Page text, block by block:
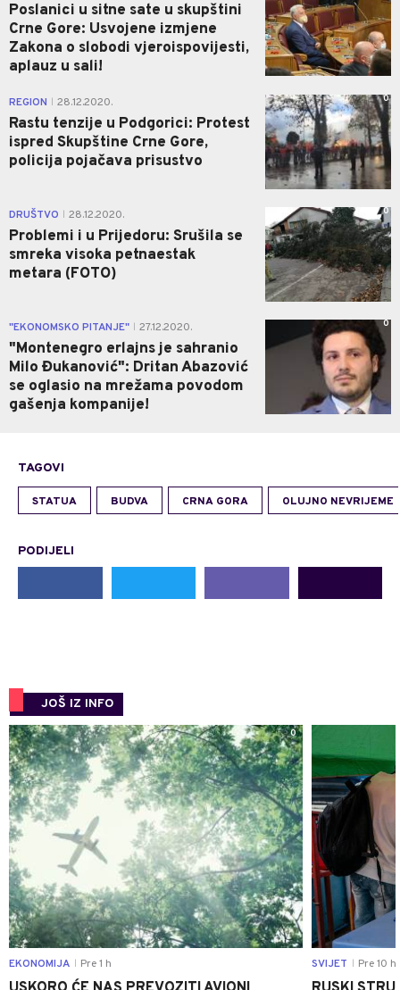
Poslanici u sitne sate u skupštini
Crne Gore: Usvojene izmjene
Zakona o slobodi vjeroispovijesti,
aplauz u sali!
REGION 28.12.2020.
Rastu tenzije u Podgorici: Protest
ispred Skupštine Crne Gore,
policija pojačava prisustvo
0
DRUŠTVO 28.12.2020.
Problemi i u Prijedoru: Srušila se
smreka visoka petnaestak
metara (FOTO)
0
"EKONOMSKO PITANJE" 27.12.2020.
"Montenegro erlajns je sahranio
Milo Đukanović": Dritan Abazović
se oglasio na mrežama povodom
gašenja kompanije!
0
TAGOVI
STATUA BUDVA CRNA GORA OLUJNO NEVRIJEME
PODIJELI
JOŠ IZ INFO
0
EKONOMIJA Pre 1 h SVIJET Pre 10 h